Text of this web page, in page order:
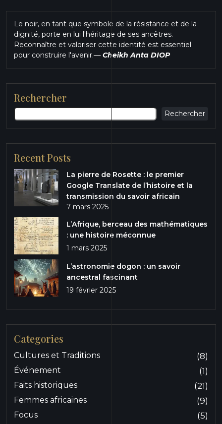
Le noir, en tant que symbole de la résistance et de la
dignité, porte en lui l'héritage de ses ancêtres.
Reconnaître et valoriser cette identité est essentiel
pour construire l'avenir.— Cheikh Anta DIOP
Rechercher
Rechercher
Recent Posts
La pierre de Rosette : le premier
Google Translate de l’histoire et la
transmission du savoir africain
7 mars 2025
L’Afrique, berceau des mathématiques
: une histoire méconnue
1 mars 2025
L’astronomie dogon : un savoir
ancestral fascinant
19 février 2025
Categories
Cultures et Traditions (8)
Événement (1)
Faits historiques (21)
Femmes africaines (9)
Focus (5)